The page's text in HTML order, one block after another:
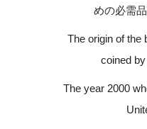
めの必需品
The origin of the
coined
The year 2000